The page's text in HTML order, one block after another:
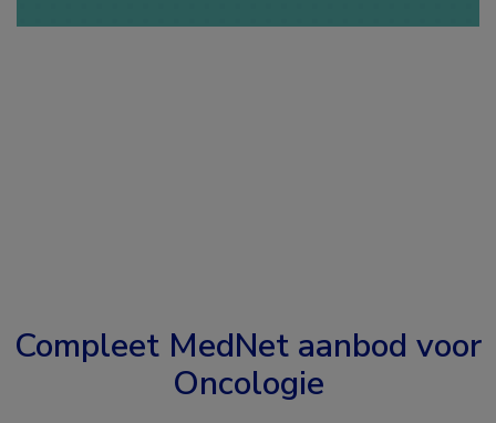
Compleet MedNet aanbod voor
Oncologie